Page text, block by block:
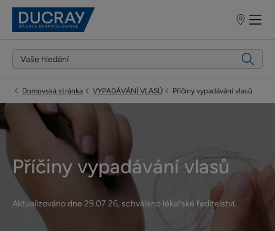
Prodejní
Domovská stránka VYPADÁVÁNÍ VLASŮ Příčiny vypadávání vlasů
Příčiny vypadávání vlasů
Aktualizováno dne 29.07.26, schváleno lékařské ředitelství.